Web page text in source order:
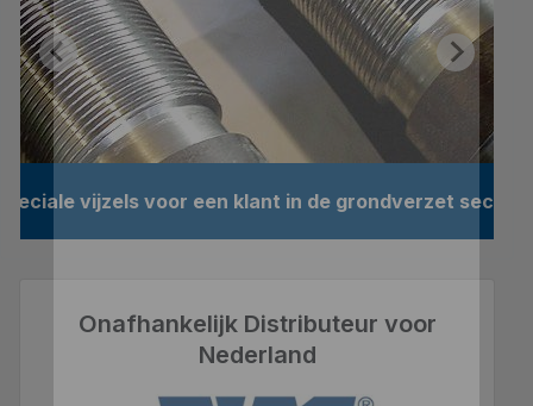
vijzels voor een klant in de grondverzet sector
Onafhankelijk Distributeur voor
Nederland